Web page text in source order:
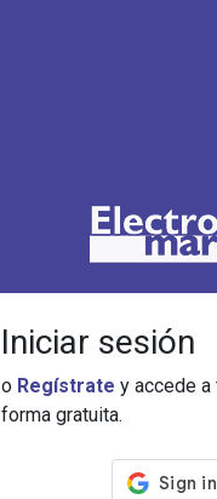
Iniciar sesión
o Regístrate y accede
forma gratuita.